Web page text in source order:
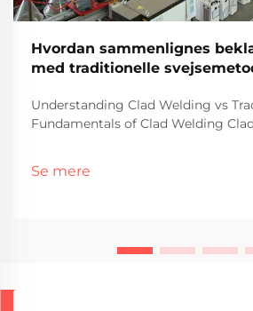
Hvordan sammenlignes
med traditionelle
Understanding Clad Welding vs
Fundamentals of Clad Welding
anvende et korrosionsbestandigt
Se mere